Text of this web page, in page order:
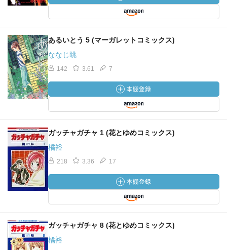
あるいとう 5 (マーガレットコミックス)
ななじ眺
142 3.61 7
ガッチャガチャ 1 (花とゆめコミックス)
橘裕
218 3.36 17
ガッチャガチャ 8 (花とゆめコミックス)
橘裕